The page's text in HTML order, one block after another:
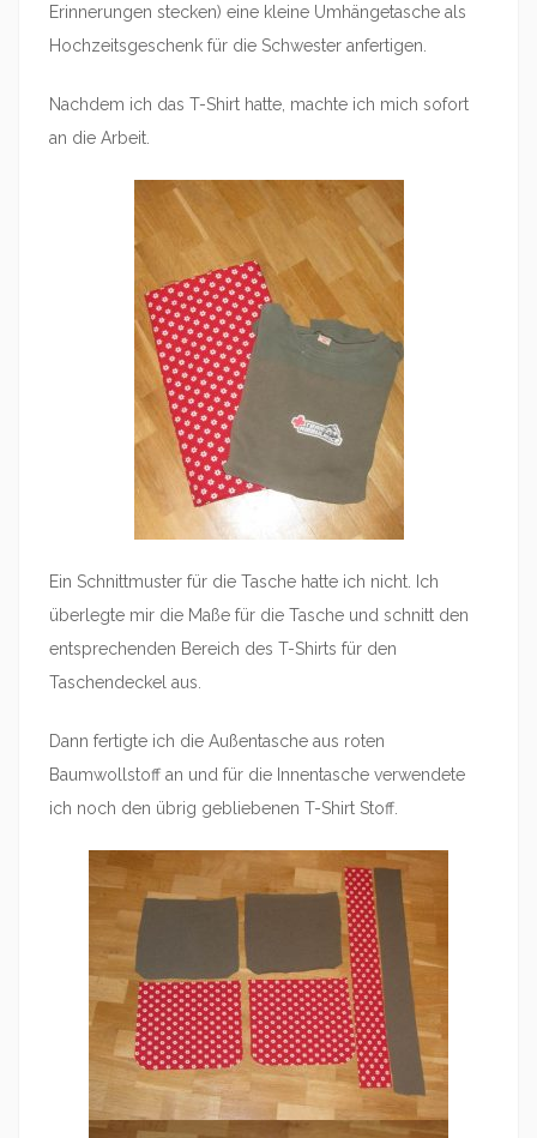
Erinnerungen stecken) eine kleine Umhängetasche als
Hochzeitsgeschenk für die Schwester anfertigen.
Nachdem ich das T-Shirt hatte, machte ich mich sofort
an die Arbeit.
Ein Schnittmuster für die Tasche hatte ich nicht. Ich
überlegte mir die Maße für die Tasche und schnitt den
entsprechenden Bereich des T-Shirts für den
Taschendeckel aus.
Dann fertigte ich die Außentasche aus roten
Baumwollstoff an und für die Innentasche verwendete
ich noch den übrig gebliebenen T-Shirt Stoff.